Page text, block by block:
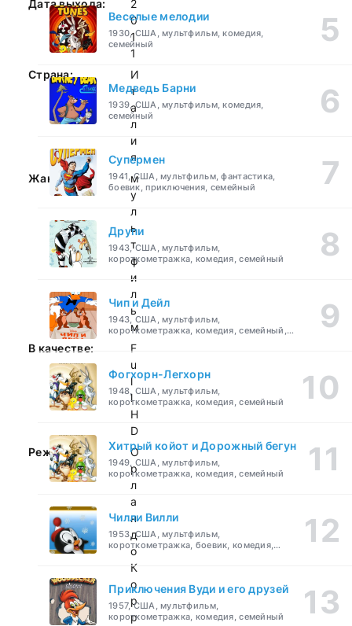
Дата выхода:
2
0
1
1
Страна:
И
т
а
л
и
я
Жанр:
м
у
л
ь
т
ф
и
л
ь
м
В качестве:
F
u
l
l
H
D
Режиссер:
О
р
л
а
н
д
о
К
о
р
р
Веселые мелодии
1930, США, мультфильм, комедия,
семейный
Медведь Барни
1939, США, мультфильм, комедия,
семейный
Супермен
1941, США, мультфильм, фантастика,
боевик, приключения, семейный
Друпи
1943, США, мультфильм,
короткометражка, комедия, семейный
Чип и Дейл
1943, США, мультфильм,
короткометражка, комедия, семейный,
Фогхорн-Легхорн
1948, США, мультфильм,
короткометражка, комедия, семейный
Хитрый койот и Дорожный бегун
1949, США, мультфильм,
короткометражка, комедия, семейный
Чилли Вилли
1953, США, мультфильм,
короткометражка, боевик, комедия,
приключения, семейный
Приключения Вуди и его друзей
1957, США, мультфильм,
короткометражка, комедия, семейный